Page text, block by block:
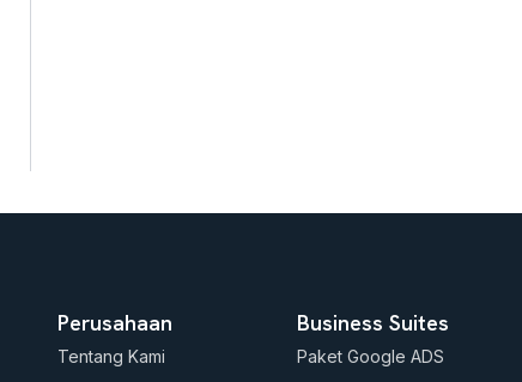
Perusahaan
Tentang Kami
Business Suites
Paket Google ADS